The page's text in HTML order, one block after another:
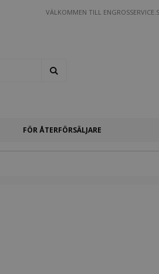
VÄLKOMMEN TILL
FÖR ÅTERFÖRSÄLJARE